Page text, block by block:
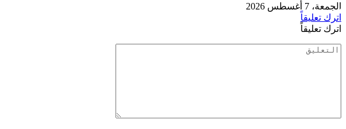
الجمعة، 7 أغسطس 2026
اترك تعليقاً
اترك تعليقاً